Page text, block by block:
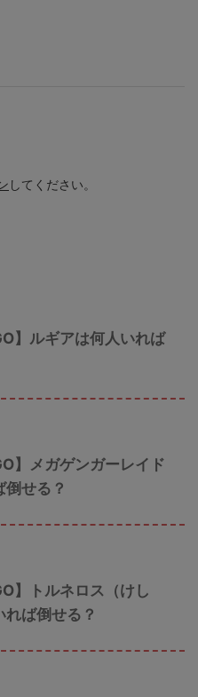
してください。
】ルギアは何人いれば
】メガゲンガーレイド
倒せる？
】トルネロス（けし
れば倒せる？